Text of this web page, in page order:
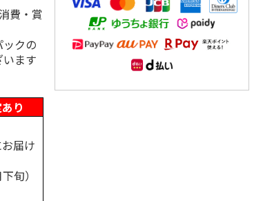
費・賞
クの
ます
り
届け
旬）